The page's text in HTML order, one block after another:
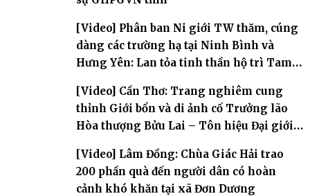
[Video] Phân ban Ni giới TW thăm, cúng
dàng các trường hạ tại Ninh Bình và
Hưng Yên: Lan tỏa tinh thần hộ trì Tam
[Video] Cần Thơ: Trang nghiêm cung
thỉnh Giới bổn và di ảnh cố Trưởng lão
Hòa thượng Bửu Lai – Tôn hiệu Đại giới
[Video] Lâm Đồng: Chùa Giác Hải trao
200 phần quà đến người dân có hoàn
cảnh khó khăn tại xã Đơn Dương